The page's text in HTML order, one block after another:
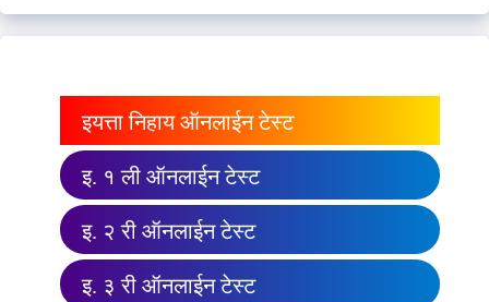
इयत्ता निहाय ऑनलाईन टेस्ट
इ. १ ली ऑनलाईन टेस्ट
इ. २ री ऑनलाईन टेस्ट
इ. ३ री ऑनलाईन टेस्ट